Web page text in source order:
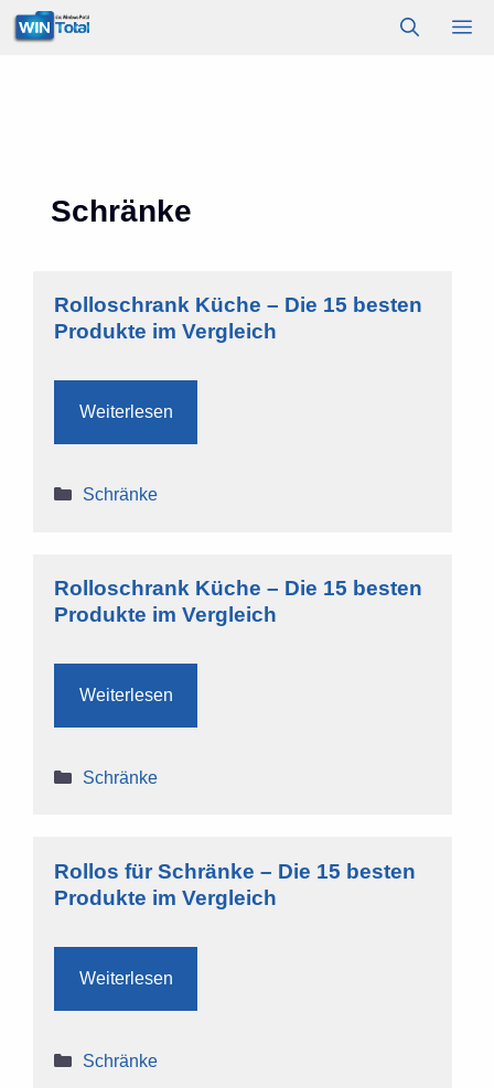
Zum
Inhalt
Schränke
Rolloschrank Küche – Die 15 besten
Produkte im Vergleich
Weiterlesen
Kategorien
Schränke
Rolloschrank Küche – Die 15 besten
Produkte im Vergleich
Weiterlesen
Kategorien
Schränke
Rollos für Schränke – Die 15 besten
Produkte im Vergleich
Weiterlesen
Kategorien
Schränke